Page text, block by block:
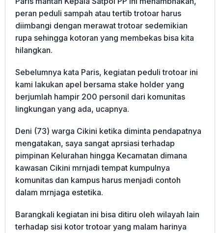
peran peduli sampah atau tertib trotoar harus
diimbangi dengan merawat trotoar sedemikian
rupa sehingga kotoran yang membekas bisa kita
hilangkan.
Sebelumnya kata Paris, kegiatan peduli trotoar ini
kami lakukan apel bersama stake holder yang
berjumlah hampir 200 personil dari komunitas
lingkungan yang ada, ucapnya.
Deni (73) warga Cikini ketika diminta pendapatnya
mengatakan, saya sangat aprsiasi terhadap
pimpinan Kelurahan hingga Kecamatan dimana
kawasan Cikini mrnjadi tempat kumpulnya
komunitas dan kampus harus menjadi contoh
dalam mrnjaga estetika.
Barangkali kegiatan ini bisa ditiru oleh wilayah lain
terhadap sisi kotor trotoar yang malam harinya